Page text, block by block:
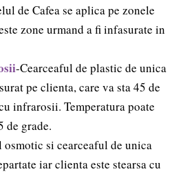
de Cafea se aplica pe zonele
zone urmand a fi infasurate in
-Cearceaful de plastic de unica
pe clienta, care va sta 45 de
infrarosii. Temperatura poate
de grade.
si cearceaful de unica
iar clienta este stearsa cu